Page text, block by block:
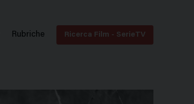
Rubriche Ricerca Film - SerieTV